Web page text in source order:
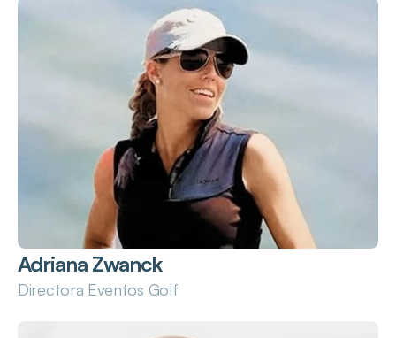
Adriana Zwanck
Directora Eventos Golf